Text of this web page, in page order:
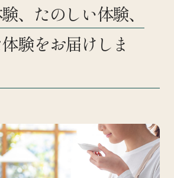
、たのしい体験、
験をお届けしま